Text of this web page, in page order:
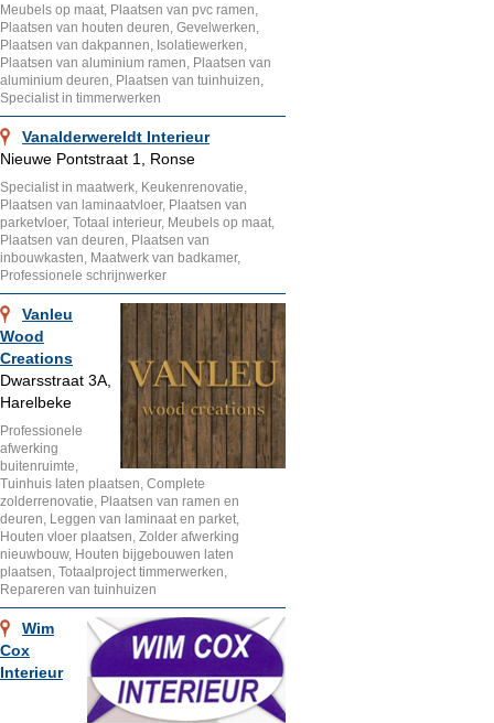
Meubels op maat, Plaatsen van pvc ramen,
Plaatsen van houten deuren, Gevelwerken,
Plaatsen van dakpannen, Isolatiewerken,
Plaatsen van aluminium ramen, Plaatsen van
aluminium deuren, Plaatsen van tuinhuizen,
Specialist in timmerwerken
Vanalderwereldt Interieur
Nieuwe Pontstraat 1, Ronse
Specialist in maatwerk, Keukenrenovatie,
Plaatsen van laminaatvloer, Plaatsen van
parketvloer, Totaal interieur, Meubels op maat,
Plaatsen van deuren, Plaatsen van
inbouwkasten, Maatwerk van badkamer,
Professionele schrijnwerker
Vanleu
Wood
Creations
Dwarsstraat 3A,
Harelbeke
Professionele
afwerking
buitenruimte,
Tuinhuis laten plaatsen, Complete
zolderrenovatie, Plaatsen van ramen en
deuren, Leggen van laminaat en parket,
Houten vloer plaatsen, Zolder afwerking
nieuwbouw, Houten bijgebouwen laten
plaatsen, Totaalproject timmerwerken,
Repareren van tuinhuizen
Wim
Cox
Interieur